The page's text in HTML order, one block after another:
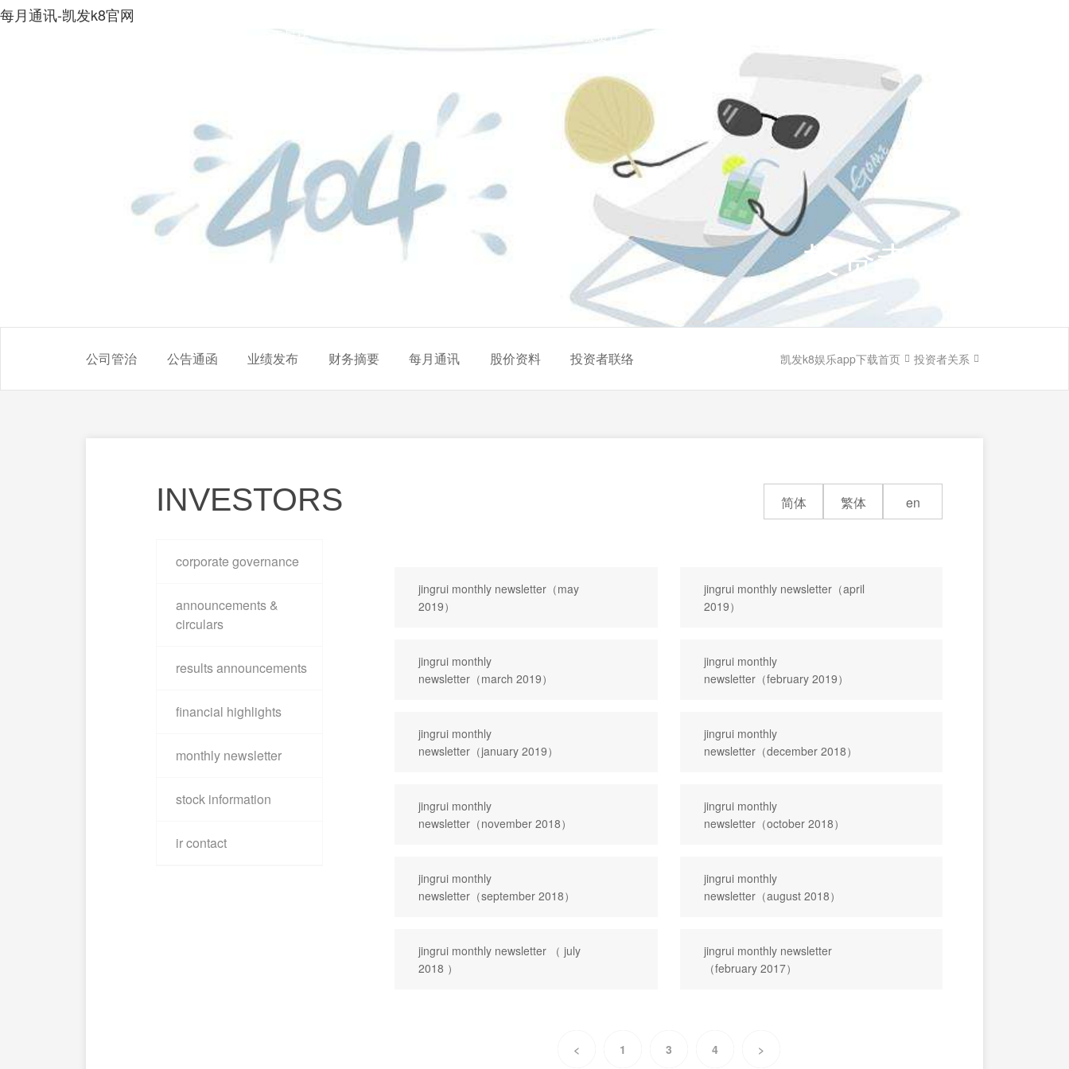
每月通讯-凯发k8官网
关于景瑞 社会责任 项目合作
投资者关系
公司管治 公告通函 业绩发布 财务摘要 每月通讯 股价资料 投资者联络 凯发k8娱乐app下载首页  投资者关系 
INVESTORS
corporate governance
announcements &
circulars
results announcements
financial highlights
monthly newsletter
stock information
ir contact
简体 繁体 en
jingrui monthly newsletter（may
2019）
jingrui monthly newsletter（april
2019）
jingrui monthly
newsletter（march 2019）
jingrui monthly
newsletter（february 2019）
jingrui monthly
newsletter（january 2019）
jingrui monthly
newsletter（december 2018）
jingrui monthly
newsletter（november 2018）
jingrui monthly
newsletter（october 2018）
jingrui monthly
newsletter（september 2018）
jingrui monthly
newsletter（august 2018）
jingrui monthly newsletter （ july
2018 ）
jingrui monthly newsletter
（february 2017）
< 1 3 4 >